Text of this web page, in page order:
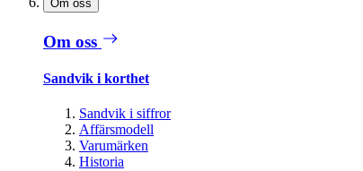
Om oss
Om oss
Sandvik i korthet
Sandvik i siffror
Affärsmodell
Varumärken
Historia